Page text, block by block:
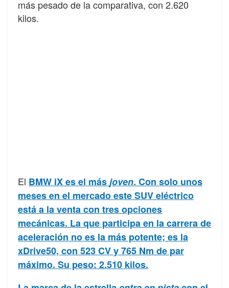
más pesado de la comparativa, con 2.620
kilos.
El BMW iX es el másjoven. Con solo unos
meses en el mercado este SUV eléctrico
está a la venta con tres opciones
mecánicas. La que participa en la carrera de
aceleración no es la más potente; es la
xDrive50, con 523 CV y 765 Nm de par
máximo. Su peso: 2.510 kilos.